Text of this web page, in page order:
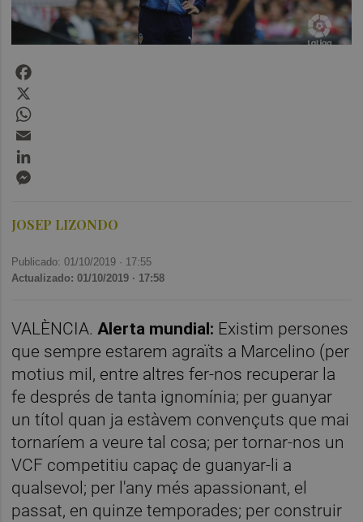
JOSEP LIZONDO
Publicado: 01/10/2019 · 17:55
Actualizado: 01/10/2019 · 17:58
VALÈNCIA. Alerta mundial: Existim persones
que sempre estarem agraïts a Marcelino (per
motius mil, entre altres fer-nos recuperar la
fe després de tanta ignomínia; per guanyar
un títol quan ja estàvem convençuts que mai
tornaríem a veure tal cosa; per tornar-nos un
VCF competitiu capaç de guanyar-li a
qualsevol; per l'any més apassionant, el
passat, en quinze temporades; per construir